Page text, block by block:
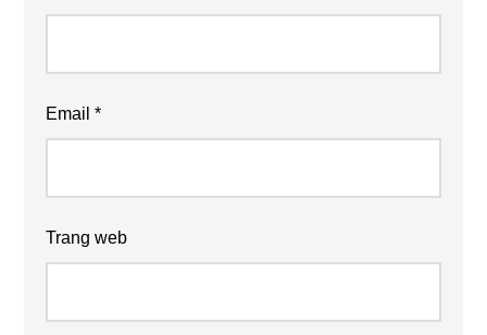
Email*
Trang web